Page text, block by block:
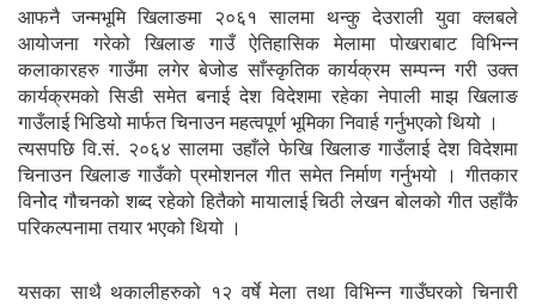
आफनै जन्मभूमि खिलाङमा २०६१ सालमा थन्कु देउराली युवा क्लबले
आयोजना गरेको खिलाङ गाउँ ऐतिहासिक मेलामा पोखराबाट विभिन्न
कलाकारहरु गाउँमा लगेर बेजोड साँस्कृतिक कार्यक्रम सम्पन्न गरी उक्त
कार्यक्रमको सिडी समेत बनाई देश विदेशमा रहेका नेपाली माझ खिलाङ
गाउँलाई भिडियो मार्फत चिनाउन महत्वपूर्ण भूमिका निवार्ह गर्नुभएको थियो ।
त्यसपछि वि.सं. २०६४ सालमा उहाँले फेखि खिलाङ गाउँलाई देश विदेशमा
चिनाउन खिलाङ गाउँको प्रमोशनल गीत समेत निर्माण गर्नुभयो । गीतकार
विनोेद गौचनको शब्द रहेको हितैको मायालाई चिठी लेखन बोलको गीत उहाँकै
परिकल्पनामा तयार भएको थियो ।
यसका साथै थकालीहरुको १२ वर्षे मेला तथा विभिन्न गाउँघरको चिनारी